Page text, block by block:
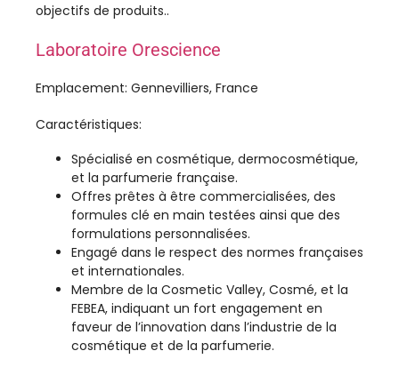
objectifs de produits..
Laboratoire Orescience
Emplacement: Gennevilliers, France
Caractéristiques:
Spécialisé en cosmétique, dermocosmétique,
et la parfumerie française.
Offres prêtes à être commercialisées, des
formules clé en main testées ainsi que des
formulations personnalisées.
Engagé dans le respect des normes françaises
et internationales.
Membre de la Cosmetic Valley, Cosmé, et la
FEBEA, indiquant un fort engagement en
faveur de l’innovation dans l’industrie de la
cosmétique et de la parfumerie.